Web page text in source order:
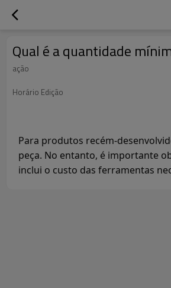
Qual é a quantidade
ação
Horário Edição
Para produtos recém-
peça. No entanto, é importante
inclui o custo das ferramentas